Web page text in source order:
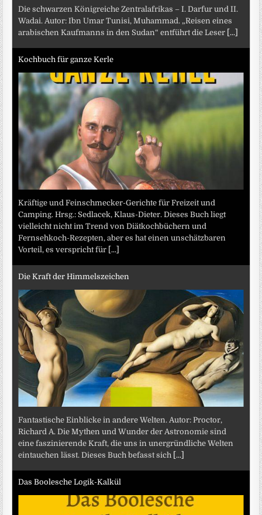
Die schwarzen Königreiche Zentralafrikas – I. Darfur und II.
Wadai. Autor: Ibn Umar Tunisi, Muhammad. „Reisen eines
arabischen Kaufmanns in den Sudan“ entführt die Leser [...]
Kochbuch für ganze Kerle
Kräftige und Feinschmecker-Gerichte für Freizeit und
Camping. Hrsg.: Sedlacek, Klaus-Dieter. Dieses Buch liegt
vielleicht nicht im Trend von Diätkochbüchern und
Fernsehkoch-Rezepten, aber es hat einen unschätzbaren
Vorteil, es verspricht für [...]
Die Kraft der Himmelszeichen
Fantastische Einblicke in andere Welten. Autor: Proctor,
Richard A. Die Mythen und Wunder der Astronomie sind
eine faszinierende Kraft, die uns in unergründliche Welten
eintauchen lässt. Dieses Buch befasst sich
[...]
Das Boolesche Logik-Kalkül